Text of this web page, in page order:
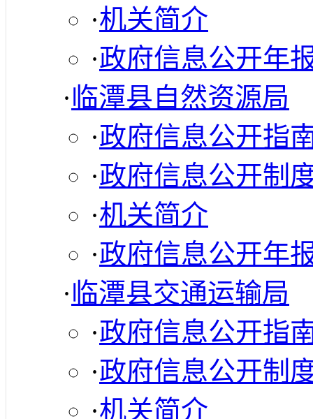
·机关简介
·政府信息公开年
·临潭县自然资源局
·政府信息公开指
·政府信息公开制
·机关简介
·政府信息公开年
·临潭县交通运输局
·政府信息公开指
·政府信息公开制
·机关简介